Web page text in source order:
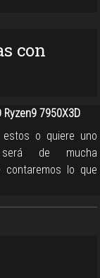
con
7950X3D
o quiere uno
de mucha
contaremos lo que